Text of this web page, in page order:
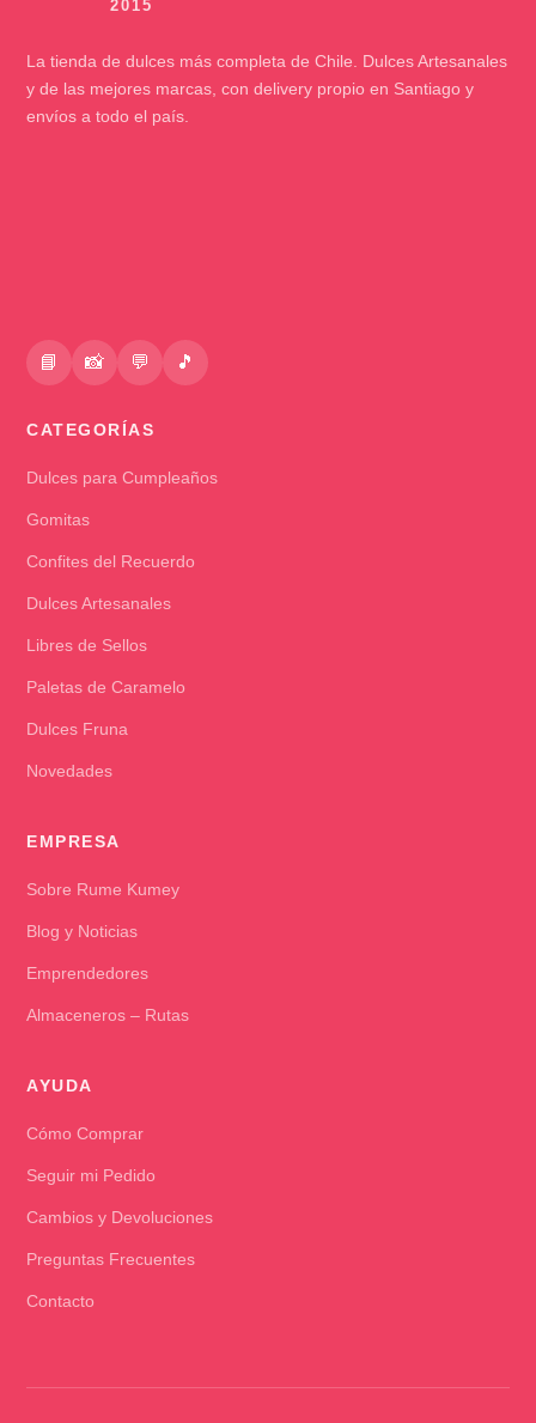
La tienda de dulces más completa de Chile. Dulces Artesanales
y de las mejores marcas, con delivery propio en Santiago y
envíos a todo el país.
📘 📸 💬 🎵
CATEGORÍAS
Dulces para Cumpleaños
Gomitas
Confites del Recuerdo
Dulces Artesanales
Libres de Sellos
Paletas de Caramelo
Dulces Fruna
Novedades
EMPRESA
Sobre Rume Kumey
Blog y Noticias
Emprendedores
Almaceneros – Rutas
AYUDA
Cómo Comprar
Seguir mi Pedido
Cambios y Devoluciones
Preguntas Frecuentes
Contacto